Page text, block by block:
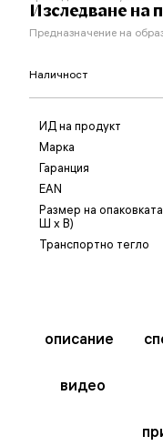
Изследване на
Предназначение на
Наличност
ИД на продукт
Марка
Гаранция
EAN
Размер на
Ш x В)
Транспортно тегло
описание
видео